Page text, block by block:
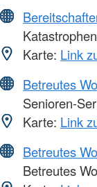
Karte: Link
Betreutes
Senioren-
Karte: Link
Betreutes
Betreutes